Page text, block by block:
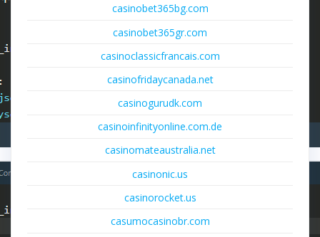
casinobet365bg.com
casinobet365gr.com
casinoclassicfrancais.com
casinofridaycanada.net
casinogurudk.com
casinoinfinityonline.com.de
casinomateaustralia.net
casinonic.us
casinorocket.us
casumocasinobr.com